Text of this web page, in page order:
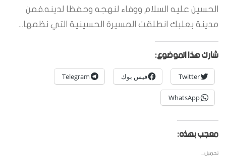
الحسين عليه السلام ووفاء لنهجه وحفظا لدينه.فمن
مدينة بعلبك انطلقت المسيرة الحسينية التي نظمها...
شارك هذا الموضوع:
Twitter فيس بوك Telegram
WhatsApp
معجب بهذه:
تحميل...